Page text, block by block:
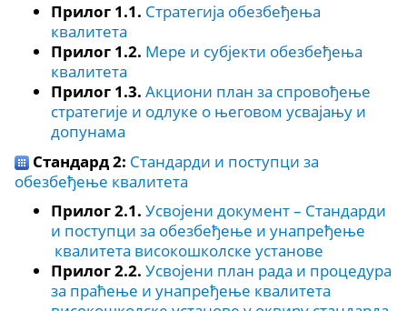
Прилог 1.1. Стратегија обезбеђења
квалитета
Прилог 1.2. Мере и субјекти обезбеђења
квалитета
Прилог 1.3. Акциони план за спровођење
стратегије и одлуке о његовом усвајању и
допунама
Стандард 2: Стандарди и поступци за
обезбеђење квалитета
Прилог 2.1. Усвојени документ – Стандарди
и поступци за обезбеђење и унапређење
квалитета високошколске установе
Прилог 2.2. Усвојени план рада и процедура
за праћење и унапређење квалитета